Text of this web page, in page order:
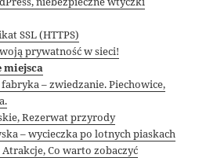
SSL (HTTPS)
prywatność w sieci!
miejsca
fabryka – zwiedzanie. Piechowice,
Rezerwat przyrody
– wycieczka po lotnych piaskach
Co warto zobaczyć